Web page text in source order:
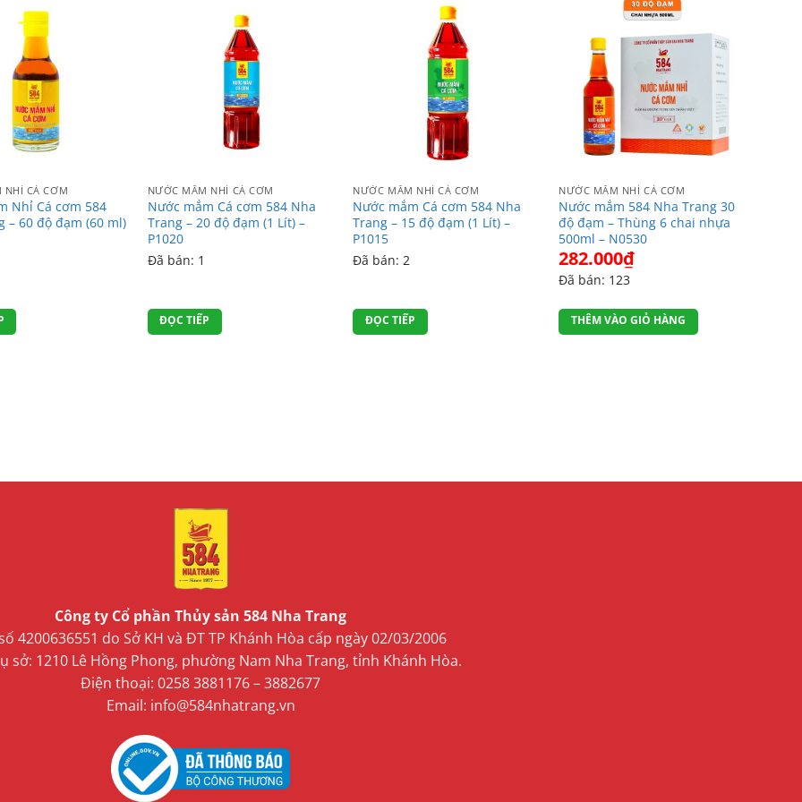
NHỈ CÁ CƠM
Nhỉ Cá cơm 584
– 60 độ đạm (60 ml)
NƯỚC MẮM NHỈ CÁ CƠM
Nước mắm Cá cơm 584 Nha
Trang – 20 độ đạm (1 Lít) –
P1020
Đã bán: 1
ĐỌC TIẾP
NƯỚC MẮM NHỈ CÁ CƠM
Nước mắm Cá cơm 584 Nha
Trang – 15 độ đạm (1 Lít) –
P1015
Đã bán: 2
ĐỌC TIẾP
NƯỚC MẮM NHỈ CÁ CƠM
Nước mắm 584 Nha Trang 30
độ đạm – Thùng 6 chai nhựa
500ml – N0530
282.000₫
Đã bán: 123
THÊM VÀO GIỎ HÀNG
Công ty Cổ phần Thủy sản 584 Nha Trang
4200636551 do Sở KH và ĐT TP Khánh Hòa cấp ngày 02/03/2006
sở: 1210 Lê Hồng Phong, phường Nam Nha Trang, tỉnh Khánh Hòa.
Điện thoại: 0258 3881176 – 3882677
Email: info@584nhatrang.vn